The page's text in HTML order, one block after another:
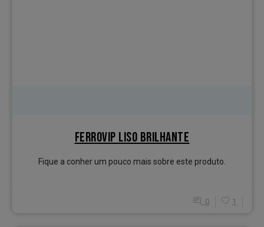
FERROVIP LISO BRILHANTE
Fique a conher um pouco mais sobre este produto.
0 1